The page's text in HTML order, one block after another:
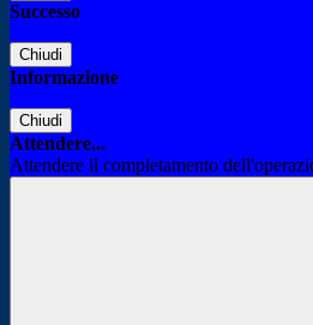
Successo
Chiudi
Informazione
Chiudi
Attendere...
Attendere il completamento